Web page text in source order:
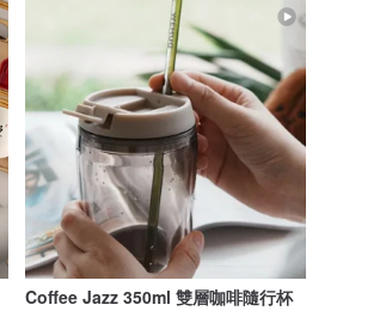
Coffee Jazz 350ml 雙層咖啡隨行杯